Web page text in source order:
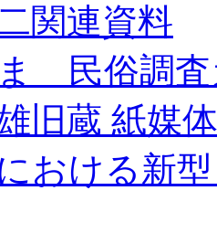
関連資料
民俗調査
旧蔵 紙媒
おける新